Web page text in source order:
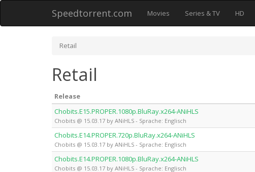
Speedtorrent.com Movies Series & TV HD
Retail
Retail
Release
Chobits.E15.PROPER.1080p.BluRay.x264-ANiHLS
Chobits @ 15.03.17 by ANiHLS - Sprache: Englisch
Chobits.E14.PROPER.720p.BluRay.x264-ANiHLS
Chobits @ 15.03.17 by ANiHLS - Sprache: Englisch
Chobits.E14.PROPER.1080p.BluRay.x264-ANiHLS
Chobits @ 15.03.17 by ANiHLS - Sprache: Englisch